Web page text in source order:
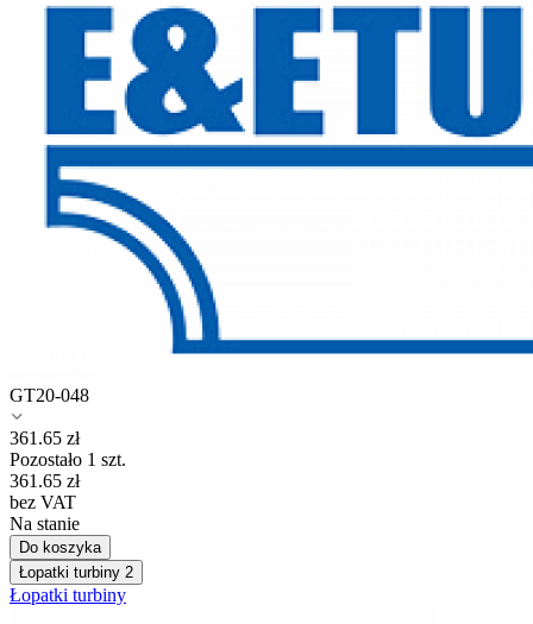
GT20-048
361.65 zł
Pozostało 1 szt.
361.65 zł
bez VAT
Na stanie
Do koszyka
Łopatki turbiny 2
Łopatki turbiny